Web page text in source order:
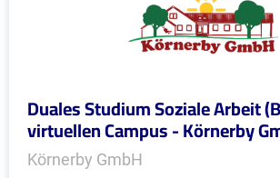
Duales Studium Soziale Arbeit
virtuellen Campus - Körnerby
Körnerby GmbH